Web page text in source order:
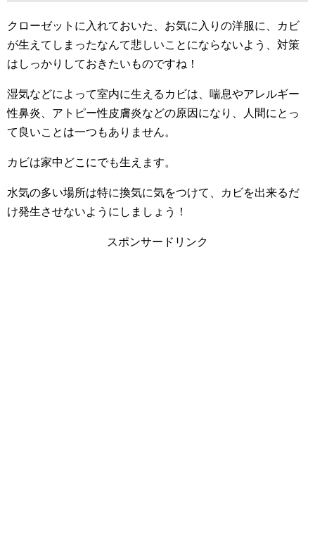
クローゼットに入れておいた、お気に入りの洋服に、カビ
が生えてしまったなんて悲しいことにならないよう、対策
はしっかりしておきたいものですね！
湿気などによって室内に生えるカビは、喘息やアレルギー
性鼻炎、アトピー性皮膚炎などの原因になり、人間にとっ
て良いことは一つもありません。
カビは家中どこにでも生えます。
水気の多い場所は特に換気に気をつけて、カビを出来るだ
け発生させないようにしましょう！
スポンサードリンク